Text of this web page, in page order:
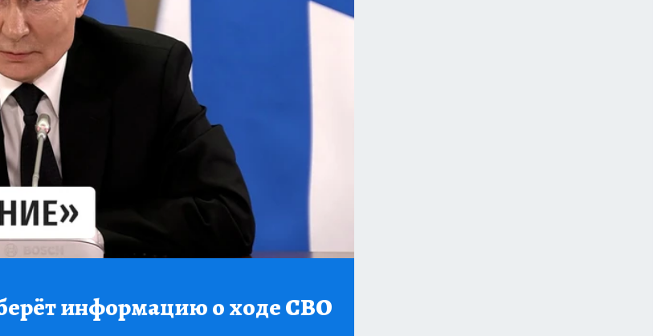
берёт информацию о ходе СВО